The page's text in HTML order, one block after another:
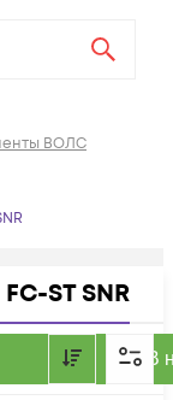
ВОЛС
ST SNR
В